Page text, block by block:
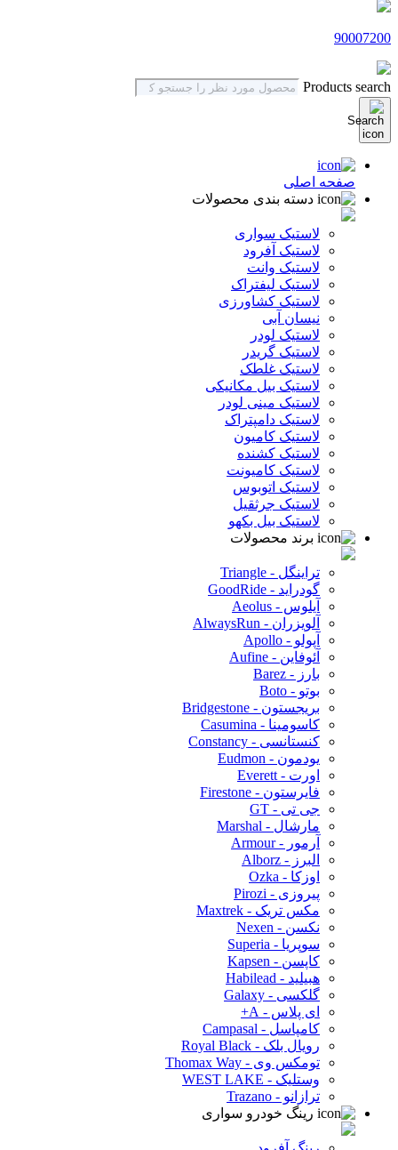
90007200
Products search
صفحه اصلی
دسته بندی محصولات
لاستیک سواری
لاستیک آفرود
لاستیک وانت
لاستیک لیفتراک
لاستیک کشاورزی
نیسان آبی
لاستیک لودر
لاستیک گریدر
لاستیک غلطک
لاستیک بیل مکانیکی
لاستیک مینی لودر
لاستیک دامپتراک
لاستیک کامیون
لاستیک کشنده
لاستیک کامیونت
لاستیک اتوبوس
لاستیک جرثقیل
لاستیک بیل بکهو
برند محصولات
تراینگل - Triangle
گودراید - GoodRide
آیلوس - Aeolus
آلویزران - AlwaysRun
آپولو - Apollo
آئوفاین - Aufine
بارز - Barez
بوتو - Boto
بریجستون - Bridgestone
کاسومینا - Casumina
کنستانسی - Constancy
یودمون - Eudmon
اورت - Everett
فایرستون - Firestone
جی تی - GT
مارشال - Marshal
آرمور - Armour
البرز - Alborz
اوزکا - Ozka
پیروزی - Pirozi
مکس تریک - Maxtrek
نکسن - Nexen
سوپریا - Superia
کاپسن - Kapsen
هبیلید - Habilead
گلکسی - Galaxy
ای پلاس - A+
کامپاسل - Campasal
رویال بلک - Royal Black
تومکس وی - Thomax Way
وستلیک - WEST LAKE
ترازانو - Trazano
رینگ خودرو سواری